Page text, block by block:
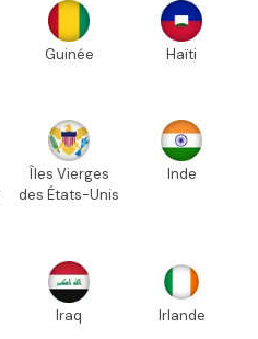
Guinée Haïti
Îles Vierges
des États-Unis
Inde
Iraq Irlande